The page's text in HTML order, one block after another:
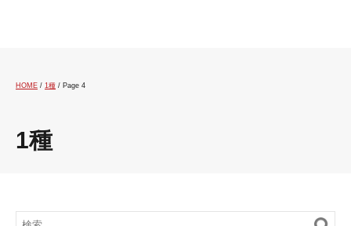
HOME / 1種 / Page 4
1種